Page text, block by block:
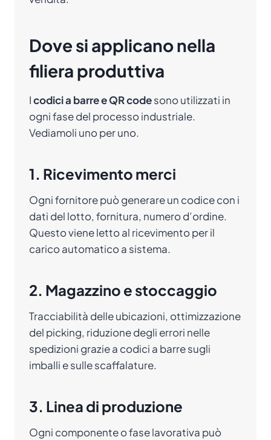
Dove si applicano nella
filiera produttiva
Icodici a barre e QR codesono utilizzati in
ogni fase del processo industriale.
Vediamoli uno per uno.
1. Ricevimento merci
Ogni fornitore può generare un codice con i
dati del lotto, fornitura, numero d’ordine.
Questo viene letto al ricevimento per il
carico automatico a sistema.
2. Magazzino e stoccaggio
Tracciabilità delle ubicazioni, ottimizzazione
del picking, riduzione degli errori nelle
spedizioni grazie a codici a barre sugli
imballi e sulle scaffalature.
3. Linea di produzione
Ogni componente o fase lavorativa può